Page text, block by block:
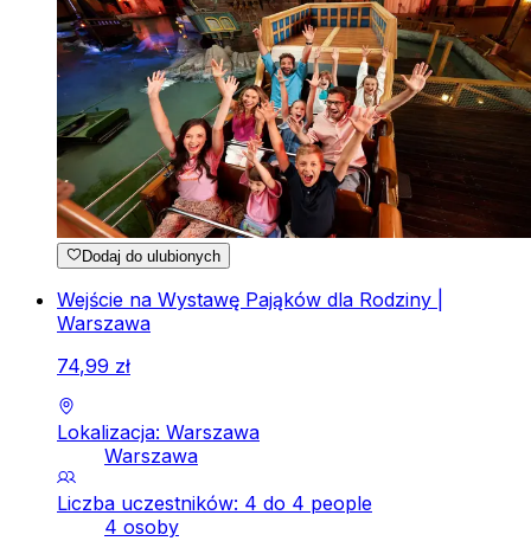
Dodaj do ulubionych
Wejście na Wystawę Pająków dla Rodziny |
Warszawa
74,99 zł
Lokalizacja: Warszawa
Warszawa
Liczba uczestników: 4 do 4 people
4 osoby